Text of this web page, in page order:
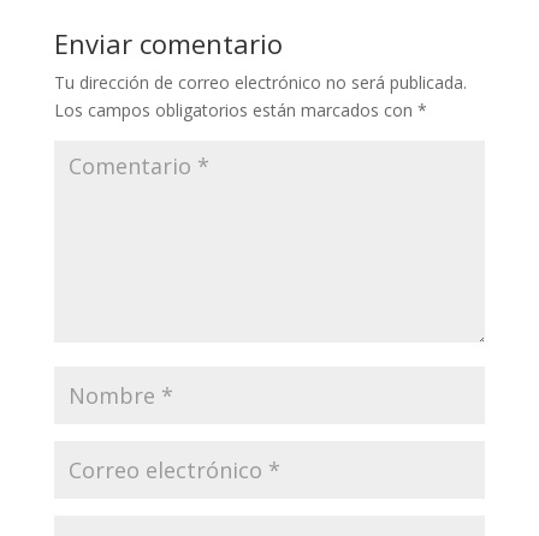
Enviar comentario
Tu dirección de correo electrónico no será publicada.
Los campos obligatorios están marcados con *